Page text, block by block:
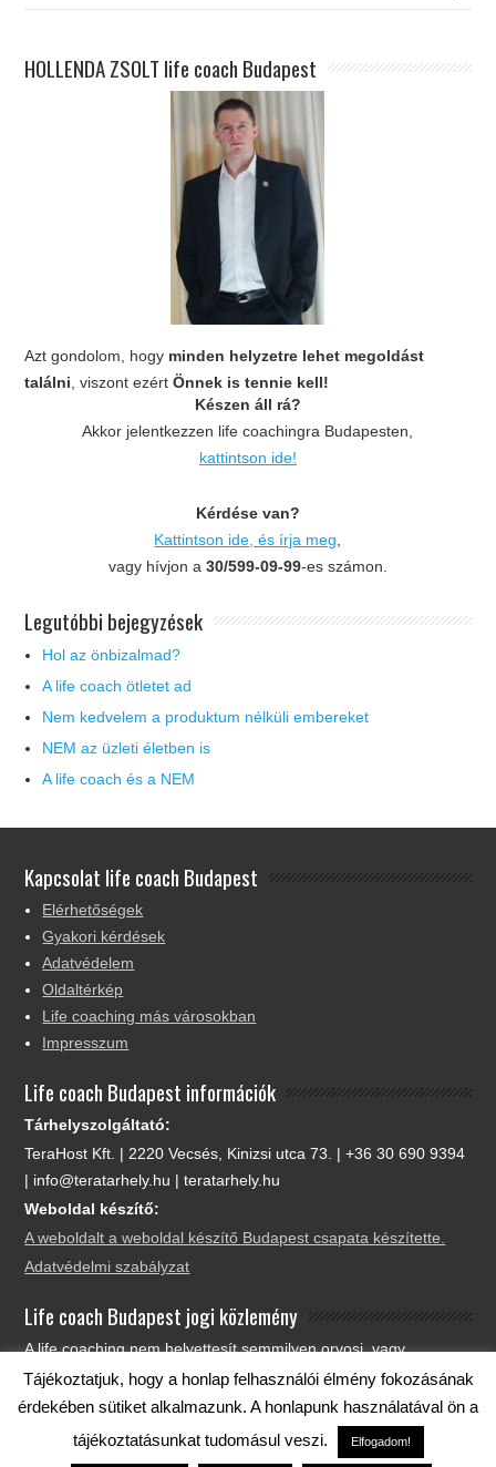
HOLLENDA ZSOLT life coach Budapest
Azt gondolom, hogy minden helyzetre lehet megoldást
találni, viszont ezértÖnnek is tennie kell!
Készen áll rá?
Akkor jelentkezzen life coachingra Budapesten,
kattintson ide!
Kérdése van?
Kattintson ide, és írja meg,
vagy hívjon a 30/599-09-99-es számon.
Legutóbbi bejegyzések
Hol az önbizalmad?
A life coach ötletet ad
Nem kedvelem a produktum nélküli embereket
NEM az üzleti életben is
A life coach és a NEM
Kapcsolat life coach Budapest
Elérhetőségek
Gyakori kérdések
Adatvédelem
Oldaltérkép
Life coaching más városokban
Impresszum
Life coach Budapest információk
Tárhelyszolgáltató:
TeraHost Kft. | 2220 Vecsés, Kinizsi utca 73. | +36 30 690 9394
| info@teratarhely.hu | teratarhely.hu
Weboldal készítő:
A weboldalt a weboldal készítő Budapest csapata készítette.
Adatvédelmi szabályzat
Life coach Budapest jogi közlemény
A life coaching nem helyettesít semmilyen orvosi, vagy
egészségügyi vizsgálatot, beavatkozást. Azt javaslom, hogy
egészségügyi problémáival keresse fel orvosát. A weboldalon
leírtak nem minősülnek pénzügyi, jogi, vagy egészségügyi
tanácsadásnak, ajánlatnak, csupán a tájékoztatást szolgálják.
Tájékoztatjuk, hogy a honlap felhasználói élmény fokozásának
érdekében sütiket alkalmazunk. A honlapunk használatával ön a
tájékoztatásunkat tudomásul veszi.
Elfogadom!